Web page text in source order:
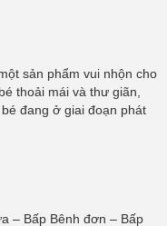
sản phẩm vui nhộn cho
thoải mái và thư giãn,
đang ở giai đoạn phát
Bấp Bênh đơn – Bấp